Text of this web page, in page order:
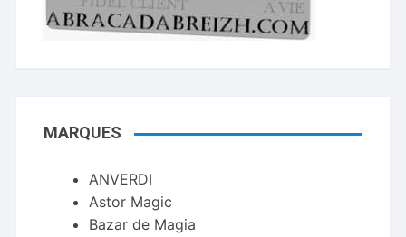
MARQUES
ANVERDI
Astor Magic
Bazar de Magia